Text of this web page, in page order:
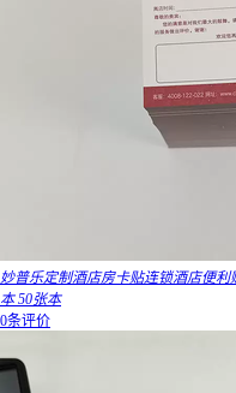
妙普乐定制酒店房卡贴连锁酒店便
本 50张本
0条评价